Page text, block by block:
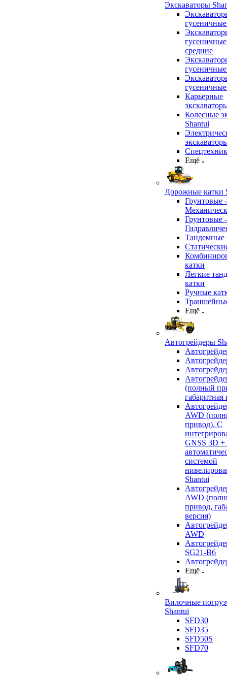
Экскаваторы
средние
Карьерные
Колесные
Shantui
Ещё
Дорожные катки
Грунтовые -
Грунтовые -
Тандемные
катки
Легкие
катки
Ручные
Ещё
Автогрейдеры
(полный
габаритная
AWD
привод). С
GNSS 3D +
системой
Shantui
AWD
привод,
версия)
AWD
SG21-B6
Ещё
Вилочные
Shantui
SFD30
SFD35
SFD50S
SFD70